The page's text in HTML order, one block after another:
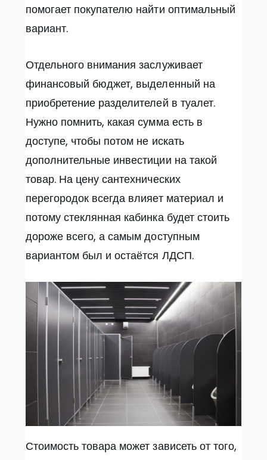
помогает покупателю найти оптимальный
вариант.
Отдельного внимания заслуживает
финансовый бюджет, выделенный на
приобретение разделителей в туалет.
Нужно помнить, какая сумма есть в
доступе, чтобы потом не искать
дополнительные инвестиции на такой
товар. На цену сантехнических
перегородок всегда влияет материал и
потому стеклянная кабинка будет стоить
дороже всего, а самым доступным
вариантом был и остаётся ЛДСП.
Стоимость товара может зависеть от того,